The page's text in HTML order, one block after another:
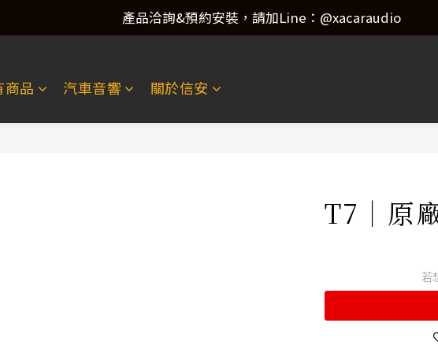
產品洽詢&預約安裝，請加Line：@xacaraudio
產品洽詢&預約安裝，請加Line：@xacaraudio
產品洽詢&預約安裝，請加Line：@xacaraudio
商品 汽車音響 關於信安
T7｜原
若